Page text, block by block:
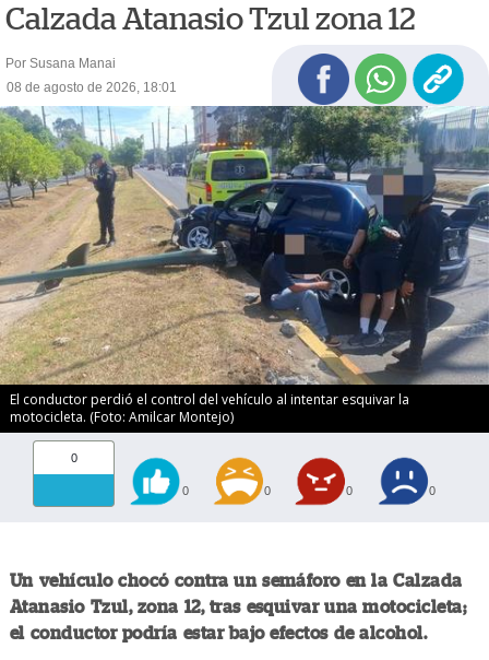
Calzada Atanasio Tzul zona 12
Por Susana Manai
08 de agosto de 2026, 18:01
El conductor perdió el control del vehículo al intentar esquivar la
motocicleta. (Foto: Amilcar Montejo)
0
0 0 0 0
Un vehículo chocó contra un semáforo en la Calzada
Atanasio Tzul, zona 12, tras esquivar una motocicleta;
el conductor podría estar bajo efectos de alcohol.